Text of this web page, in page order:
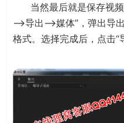
当然最后就是保存视频
——>导出——>媒体”，弹出
格式。选择完成后，点击“